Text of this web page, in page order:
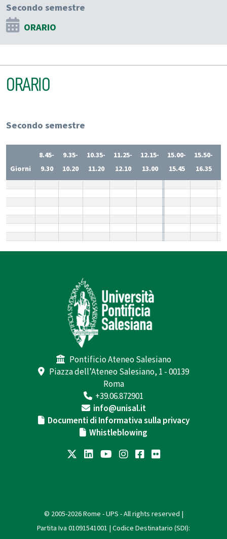
Secondo semestre
ORARIO
ORARIO
Secondo semestre
Giorni
8.45-
9.30
9.35-
10.20
10.35-
11.20
11.25-
12.10
12.15-
13.00
15.00-
15.45
15.50-
16.35
Pontificio Ateneo Salesiano
Piazza dell’Ateneo Salesiano, 1 - 00139
Roma
+39.06.872901
info@unisal.it
Documenti di Informativa sulla privacy
Whistleblowing
© 2005-2026 Rome - UPS - All rights reserved |
Partita Iva 01091541001 | Codice Destinatario (SDI):